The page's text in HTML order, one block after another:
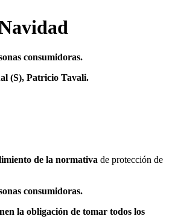
consumidoras.
(S), Patricio Tavali.
de la normativa de protección de
consumidoras.
la obligación de tomar todos los